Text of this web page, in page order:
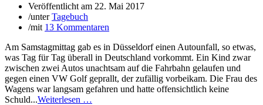
Veröffentlicht am 22. Mai 2017
/unterTagebuch
/mit 13 Kommentaren
Am Samstagmittag gab es in Düsseldorf einen Autounfall, so etwas,
was Tag für Tag überall in Deutschland vorkommt. Ein Kind zwar
zwischen zwei Autos unachtsam auf die Fahrbahn gelaufen und
gegen einen VW Golf geprallt, der zufällig vorbeikam. Die Frau des
Wagens war langsam gefahren und hatte offensichtlich keine
Schuld...Weiterlesen …